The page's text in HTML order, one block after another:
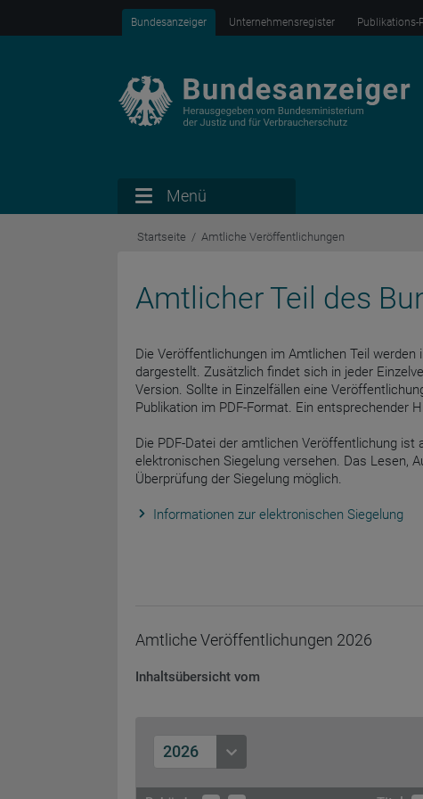
Bundesanzeiger Unternehmensregister Publikations-
Menü
Startseite Amtliche Veröffentlichungen
Amtlicher Teil des
Die Veröffentlichungen im Amtlichen Teil
dargestellt. Zusätzlich findet sich in jeder
Version. Sollte in Einzelfällen eine
Publikation im PDF-Format. Ein entsprechender
Die PDF-Datei der amtlichen Veröffentlichung
elektronischen Siegelung versehen. Das Lesen,
Überprüfung der Siegelung möglich.
Informationen zur elektronischen Siegelung
Amtliche Veröffentlichungen 2026
Inhaltsübersicht vom
2026